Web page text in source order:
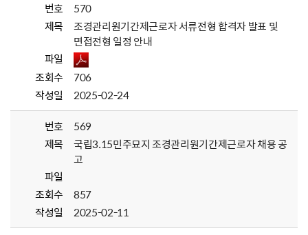
번호
570
제목
조경관리원기간제근로자 서류전형 합격자 발표 및
면접전형 일정 안내
파일
조회수
706
작성일
2025-02-24
번호
569
제목
국립3.15민주묘지 조경관리원기간제근로자 채용 공
고
파일
조회수
857
작성일
2025-02-11